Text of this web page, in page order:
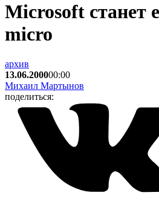
Microsoft станет
micro
архив
13.06.200000:00
Михаил Мартынов
поделиться: